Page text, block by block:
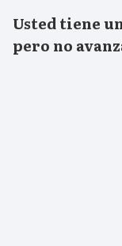
Usted tiene
pero no